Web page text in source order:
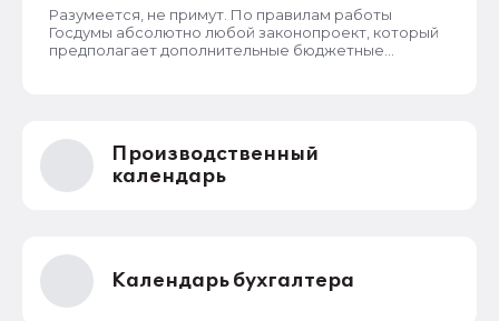
Разумеется, не примут. По правилам работы
Госдумы абсолютно любой законопроект, который
предполагает дополнительные бюджетные
одобрения и согласования с правительством не
получал, в кабмин его не направляли. Поэтому
депутаты не смогут его принять даже при всем
желании.
Производственный
календарь
Календарь бухгалтера